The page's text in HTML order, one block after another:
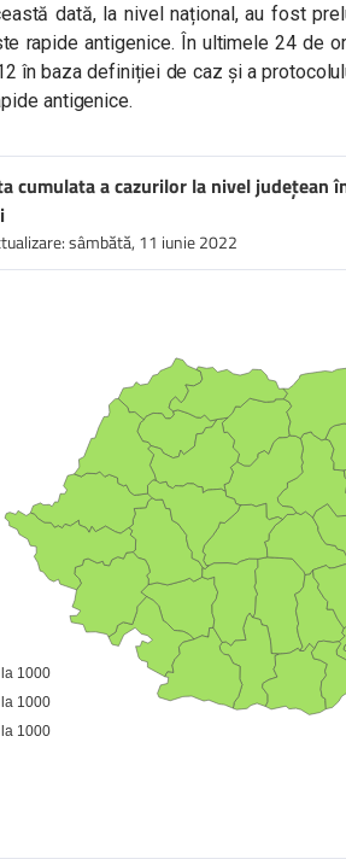
dată, la nivel național, au fost
rapide antigenice. În ultimele 24 de
în baza definiției de caz și a
antigenice.